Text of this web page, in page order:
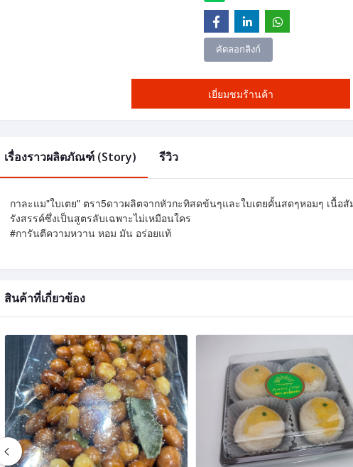
คัดลอกลิงก์
เยี่ยมชมร้านค้า
เรื่องราวผลิตภัณฑ์ (Story) รีวิว
กาละแม"ใบเตย" ตรา5ดาวผลิตจากหัวกะทิสดข้นๆและใบเตยคั้นสดๆหอมๆ เนื้อ
รังสรรค์ซึ่งเป็นสูตรลับเฉพาะไม่เหมือนใคร
#การันตีความหวาน หอม มัน อร่อยแท้
สินค้าที่เกี่ยวข้อง